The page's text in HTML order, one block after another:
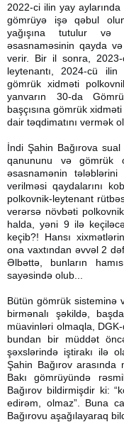
2022-ci ilin yay
gömrüyə işə qəbul
yağışına tutulur və
əsasnaməsinin qayda
verir. Bir il sonra,
leytenantı, 2024-cü
gömrük xidməti
yanvarın 30-da
başçısına gömrük
dair təqdimatını vermək
İndi Şahin Bağırova
qanununu və gömrük
əsasnamənin
verilməsi qaydalarını
polkovnik-leytenant
verərsə növbəti
halda, yəni 9 ilə
keçib?! Hansı
ona vaxtından əvvəl 2
Əlbəttə, bunların
sayəsində olub...
Bütün gömrük sisteminə
birmənalı şəkildə,
müavinləri olmaqla,
bundan bir müddət
şəxslərində iştirakı ilə
Şahin Bağırov arasında
Bakı gömrüyündə
Bağırov bildirmişdir ki:
edirəm, olmaz”. Buna
Bağırovu aşağılayaraq